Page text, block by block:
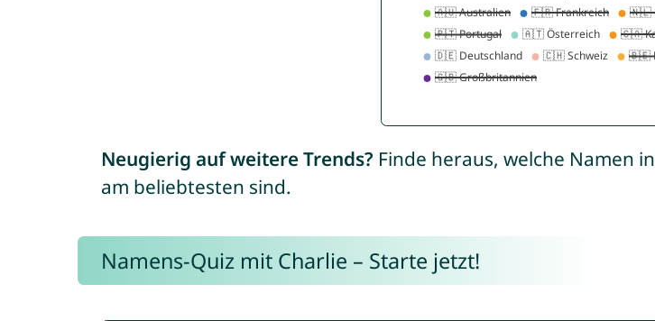
Neugierig auf weitere Trends? Finde heraus, welche Namen in
am beliebtesten sind.
Namens-Quiz mit Charlie – Starte jetzt!